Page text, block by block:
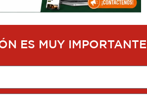
ES MUY IMPORTANTE